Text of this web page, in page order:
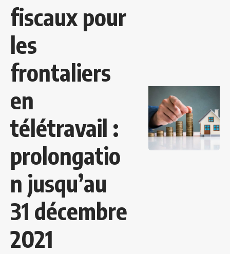
fiscaux pour
les
frontaliers
en
télétravail :
prolongatio
n jusqu’au
31 décembre
2021